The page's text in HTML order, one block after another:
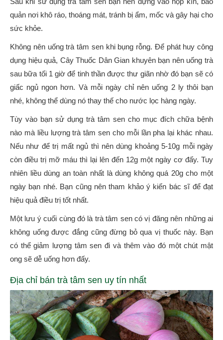
quản nơi khô ráo, thoáng mát, tránh bị ẩm, mốc và gây hại cho
sức khỏe.
Không nên uống trà tâm sen khi bụng rỗng. Để phát huy công
dụng hiệu quả, Cây Thuốc Dân Gian khuyên bạn nên uống trà
sau bữa tối 1 giờ để tinh thần được thư giãn nhờ đó bạn sẽ có
giấc ngủ ngon hơn. Và mỗi ngày chỉ nên uống 2 ly thôi bạn
nhé, không thể dùng nó thay thế cho nước lọc hàng ngày.
Tùy vào bạn sử dụng trà tâm sen cho mục đích chữa bệnh
nào mà liều lượng trà tâm sen cho mỗi lần pha lại khác nhau.
Nếu như để trị mất ngủ thì nên dùng khoảng 5-10g mỗi ngày
còn điều trị mỡ máu thì lại lên đến 12g một ngày cơ đấy. Tuy
nhiên liều dùng an toàn nhất là dùng không quá 20g cho một
ngày bạn nhé. Bạn cũng nên tham khảo ý kiến bác sĩ để đạt
hiệu quả điều trị tốt nhất.
Một lưu ý cuối cùng đó là trà tâm sen có vị đăng nên những ai
không uống được đắng cũng đừng bỏ qua vị thuốc này. Bạn
có thể giảm lượng tâm sen đi và thêm vào đó một chút mật
ong sẽ dễ uống hơn đấy.
Địa chỉ bán trà tâm sen uy tín nhất